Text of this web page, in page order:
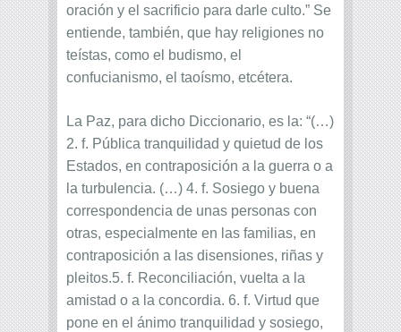
oración y el sacrificio para darle culto.” Se
entiende, también, que hay religiones no
teístas, como el budismo, el
confucianismo, el taoísmo, etcétera.
La Paz, para dicho Diccionario, es la: “(…)
2. f. Pública tranquilidad y quietud de los
Estados, en contraposición a la guerra o a
la turbulencia. (…) 4. f. Sosiego y buena
correspondencia de unas personas con
otras, especialmente en las familias, en
contraposición a las disensiones, riñas y
pleitos.5. f. Reconciliación, vuelta a la
amistad o a la concordia. 6. f. Virtud que
pone en el ánimo tranquilidad y sosiego,